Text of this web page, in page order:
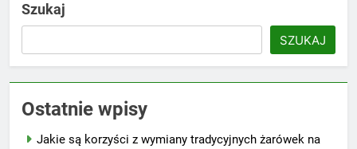
Szukaj
SZUKAJ
Ostatnie wpisy
Jakie są korzyści z wymiany tradycyjnych żarówek na